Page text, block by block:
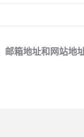
箱地址和网站地